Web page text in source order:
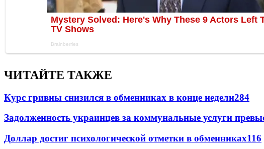
ЧИТАЙТЕ ТАКЖЕ
Курс гривны снизился в обменниках в конце недели284
Задолженность украинцев за коммунальные услуги
Доллар достиг психологической отметки в обменниках116